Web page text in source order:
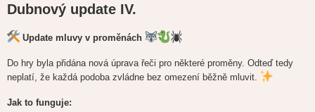
í
s
ě
v
Dubnový update IV.
Update mluvy v proměnách
Do hry byla přidána nová úprava řeči pro některé proměny. Odteď tedy
neplatí, že každá podoba zvládne bez omezení běžně mluvit.
Jak to funguje: